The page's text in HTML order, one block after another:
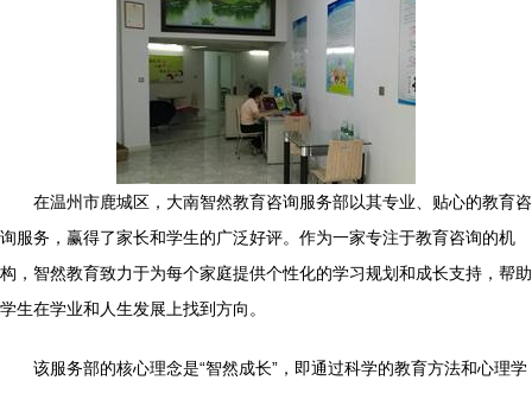
在温州市鹿城区，大南智然教育咨询服务部以其专业、贴心的教育咨
询服务，赢得了家长和学生的广泛好评。作为一家专注于教育咨询的机
构，智然教育致力于为每个家庭提供个性化的学习规划和成长支持，帮助
学生在学业和人生发展上找到方向。
该服务部的核心理念是“智然成长”，即通过科学的教育方法和心理学